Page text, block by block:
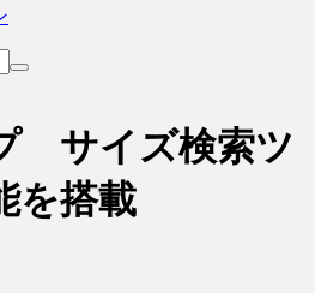
サイズ検索ツ
を搭載